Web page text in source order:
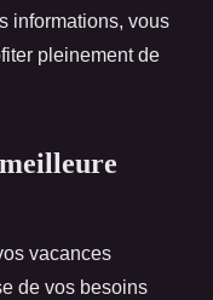
informations, vous
pleinement de
vacances
de vos besoins